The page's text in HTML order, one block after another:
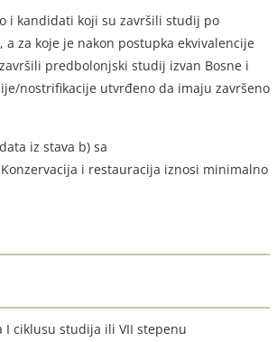
i kandidati koji su završili studij po
za koje je nakon postupka ekvivalencije
predbolonjski studij izvan Bosne i
nostrifikacije utvrđeno da imaju završeno
iz stava b) sa
i restauracija iznosi minimalno
I ciklusu studija ili VII stepenu